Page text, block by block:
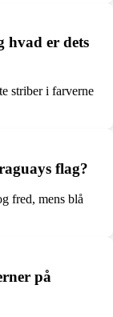
hvad er dets
striber i farverne
flag?
fred, mens blå
på